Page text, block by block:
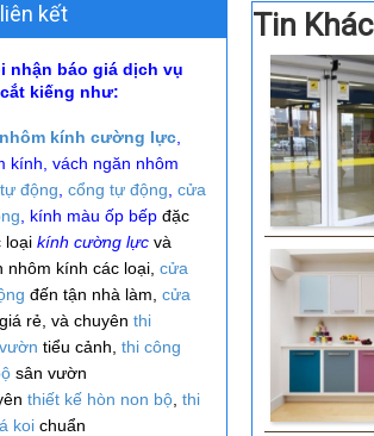
Tin Khác
kết
nhận báo giá dịch vụ
kiếng như:
kính cường lực
kính, vách ngăn nhôm
động cổng tự động cửa
, kính màu ốp bếp đặc
loại kính cường lực và
nhôm kính các loại, cửa
đến tận nhà làm, cửa
giá rẻ, và chuyên thi
tiểu cảnh, thi công
sân vườn
thiết kế hòn non bộ thi
koi chuẩn